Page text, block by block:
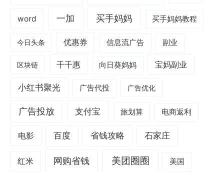
word 一加 买手妈妈 买手妈妈教程
今日头条 优惠券 信息流广告 副业
区块链 千千惠 向日葵妈妈 宝妈副业
小红书聚光 广告代投 广告优化
广告投放 支付宝 旅划算 电商返利
电影 百度 省钱攻略 石家庄
红米 网购省钱 美团圈圈 美国